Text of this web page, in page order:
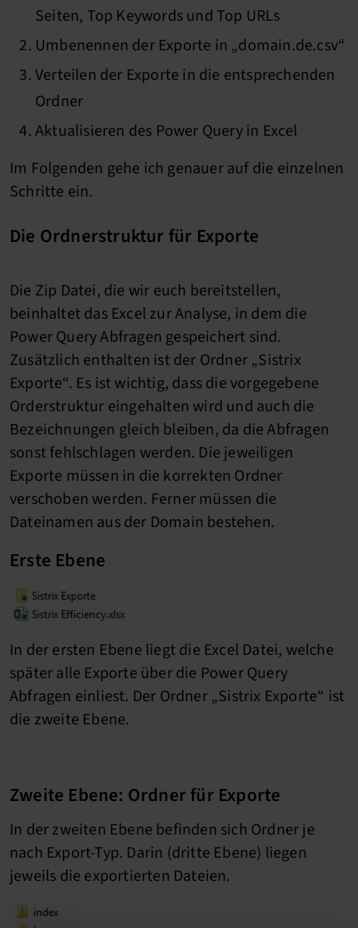
Seiten, Top Keywords und Top URLs
Umbenennen der Exporte in „domain.de.csv“
Verteilen der Exporte in die entsprechenden
Ordner
Aktualisieren des Power Query in Excel
Im Folgenden gehe ich genauer auf die einzelnen
Schritte ein.
Die Ordnerstruktur für Exporte
Die Zip Datei, die wir euch bereitstellen,
beinhaltet das Excel zur Analyse, in dem die
Power Query Abfragen gespeichert sind.
Zusätzlich enthalten ist der Ordner „Sistrix
Exporte“. Es ist wichtig, dass die vorgegebene
Orderstruktur eingehalten wird und auch die
Bezeichnungen gleich bleiben, da die Abfragen
sonst fehlschlagen werden. Die jeweiligen
Exporte müssen in die korrekten Ordner
verschoben werden. Ferner müssen die
Dateinamen aus der Domain bestehen.
Erste Ebene
In der ersten Ebene liegt die Excel Datei, welche
später alle Exporte über die Power Query
Abfragen einliest. Der Ordner „Sistrix Exporte“ ist
die zweite Ebene.
Zweite Ebene: Ordner für Exporte
In der zweiten Ebene befinden sich Ordner je
nach Export-Typ. Darin (dritte Ebene) liegen
jeweils die exportierten Dateien.